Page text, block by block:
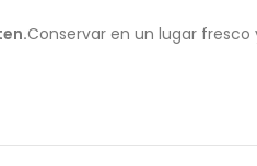
Conservar en un lugar fresco